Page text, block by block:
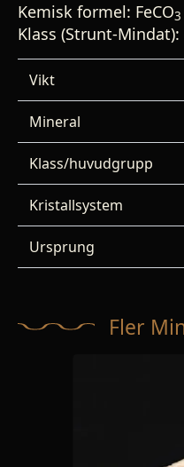
Kemisk formel: FeCO3
Klass (Strunt-
Vikt
Mineral
Klass/huvudgrupp
Kristallsystem
Ursprung
Fler